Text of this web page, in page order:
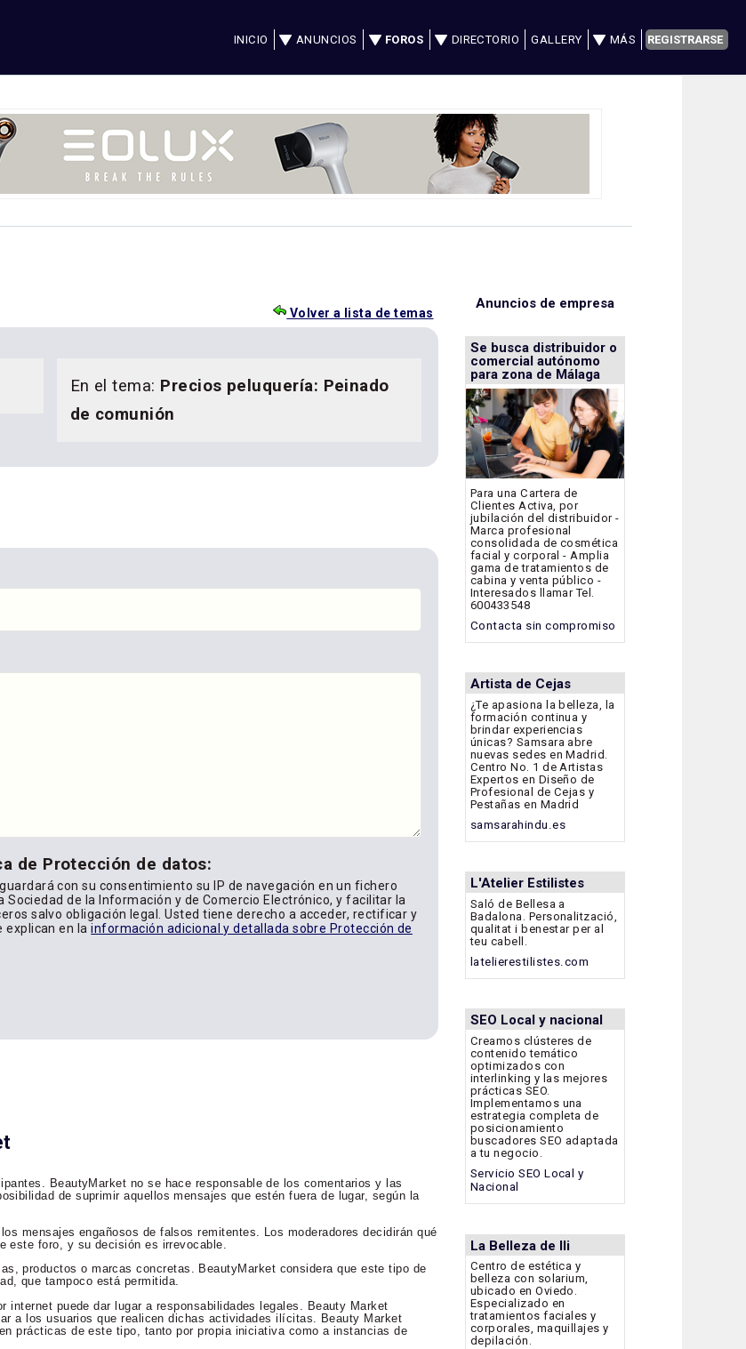
INICIO ANUNCIOS FOROS DIRECTORIO GALLERY MÁS REGISTRARSE
Volver a lista de temas
En el tema: Precios peluquería: Peinado
de comunión
de Protección de datos:
con su consentimiento su IP de navegación en un fichero
de la Información y de Comercio Electrónico, y facilitar la
salvo obligación legal. Usted tiene derecho a acceder, rectificar y
explican en lainformación adicional y detallada sobre Protección de
BeautyMarket no se hace responsable de los comentarios y las
de suprimir aquellos mensajes que estén fuera de lugar, según la
mensajes engañosos de falsos remitentes. Los moderadores decidirán qué
este foro, y su decisión es irrevocable.
productos o marcas concretas. BeautyMarket considera que este tipo de
que tampoco está permitida.
puede dar lugar a responsabilidades legales. Beauty Market
a los usuarios que realicen dichas actividades ilícitas. Beauty Market
prácticas de este tipo, tanto por propia iniciativa como a instancias de
Anuncios de empresa
Se busca distribuidor o
comercial autónomo
para zona de Málaga
Para una Cartera de
Clientes Activa, por
jubilación del distribuidor -
Marca profesional
consolidada de cosmética
facial y corporal - Amplia
gama de tratamientos de
cabina y venta público -
Interesados llamar Tel.
600433548
Contacta sin compromiso
Artista de Cejas
¿Te apasiona la belleza, la
formación continua y
brindar experiencias
únicas? Samsara abre
nuevas sedes en Madrid.
Centro No. 1 de Artistas
Expertos en Diseño de
Profesional de Cejas y
Pestañas en Madrid
samsarahindu.es
L'Atelier Estilistes
Saló de Bellesa a
Badalona. Personalització,
qualitat i benestar per al
teu cabell.
latelierestilistes.com
SEO Local y nacional
Creamos clústeres de
contenido temático
optimizados con
interlinking y las mejores
prácticas SEO.
Implementamos una
estrategia completa de
posicionamiento
buscadores SEO adaptada
a tu negocio.
Servicio SEO Local y
Nacional
La Belleza de Ili
Centro de estética y
belleza con solarium,
ubicado en Oviedo.
Especializado en
tratamientos faciales y
corporales, maquillajes y
depilación.